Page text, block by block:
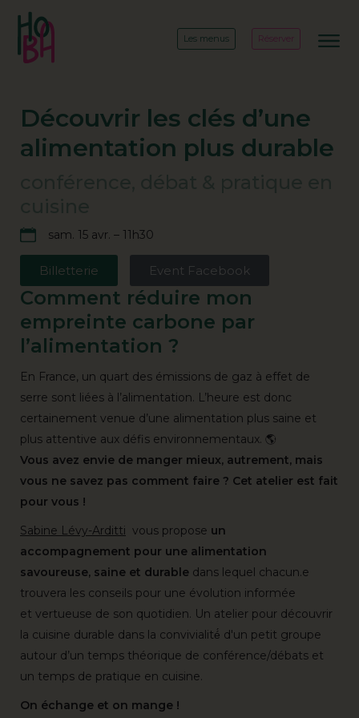
Les menus Réserver
Découvrir les clés d’une
alimentation plus durable
sam. 15 avr. – 11h30
Billetterie Event Facebook
Comment réduire mon
empreinte carbone par
l’alimentation ?
En France, un quart des émissions de gaz à effet de
serre sont liées à l’alimentation. L’heure est donc
certainement venue d’une alimentation plus saine et
plus attentive aux défis environnementaux. 🌎
Vous avez envie de manger mieux, autrement, mais
vous ne savez pas comment faire ? Cet atelier est fait
pour vous !
Sabine Lévy-Arditti vous propose un
accompagnement pour une alimentation
savoureuse, saine et durable dans lequel chacun.e
trouvera les conseils pour une évolution informée
et vertueuse de son quotidien. Un atelier pour découvrir
la cuisine durable dans la convivialité́ d'un petit groupe
autour d’un temps théorique de conférence/débats et
un temps de pratique en cuisine.
On échange et on mange !